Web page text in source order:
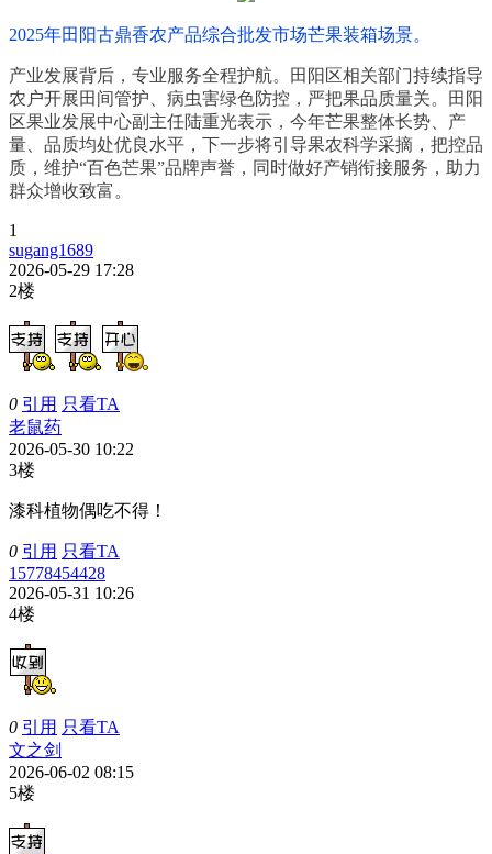
2025年田阳古鼎香农产品综合批发市场芒果装箱场景。
产业发展背后，专业服务全程护航。田阳区相关部门持续指导
农户开展田间管护、病虫害绿色防控，严把果品质量关。田阳
区果业发展中心副主任陆重光表示，今年芒果整体长势、产
量、品质均处优良水平，下一步将引导果农科学采摘，把控品
质，维护“百色芒果”品牌声誉，同时做好产销衔接服务，助力
群众增收致富。
1
sugang1689
2026-05-29 17:28
2楼
0 引用 只看TA
老鼠药
2026-05-30 10:22
3楼
漆科植物偶吃不得！
0 引用 只看TA
15778454428
2026-05-31 10:26
4楼
0 引用 只看TA
文之剑
2026-06-02 08:15
5楼